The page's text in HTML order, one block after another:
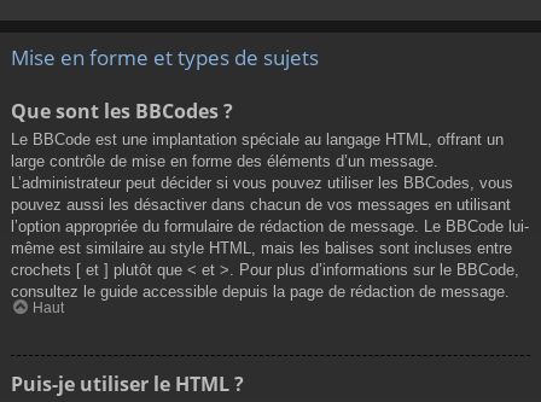
Mise en forme et types de sujets
Que sont les BBCodes ?
Le BBCode est une implantation spéciale au langage HTML, offrant un
large contrôle de mise en forme des éléments d’un message.
L’administrateur peut décider si vous pouvez utiliser les BBCodes, vous
pouvez aussi les désactiver dans chacun de vos messages en utilisant
l’option appropriée du formulaire de rédaction de message. Le BBCode lui-
même est similaire au style HTML, mais les balises sont incluses entre
crochets [ et ] plutôt que < et >. Pour plus d’informations sur le BBCode,
consultez le guide accessible depuis la page de rédaction de message.
Haut
Puis-je utiliser le HTML ?